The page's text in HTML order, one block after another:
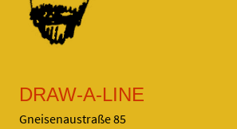
DRAW-A-LINE
Gneisenaustraße 85